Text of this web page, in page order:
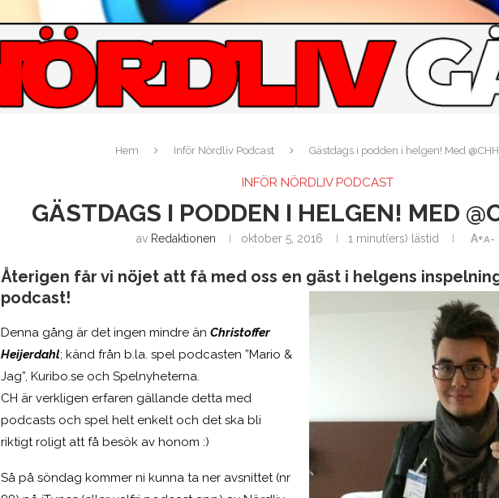
Hem Inför Nördliv Podcast Gästdags i podden i helgen! Med
INFÖR NÖRDLIV PODCAST
GÄSTDAGS I PODDEN I HELGEN! MED
av Redaktionen oktober 5, 2016 1 minut(ers) lästid A+A-
Återigen får vi nöjet att få med oss en gäst i helgens
podcast!
Denna gång är det ingen mindre än Christoffer
Heijerdahl; känd från b.la. spel podcasten ”Mario &
Jag”, Kuribo.se och Spelnyheterna.
CH är verkligen erfaren gällande detta med
podcasts och spel helt enkelt och det ska bli
riktigt roligt att få besök av honom :)
Så på söndag kommer ni kunna ta ner avsnittet (nr